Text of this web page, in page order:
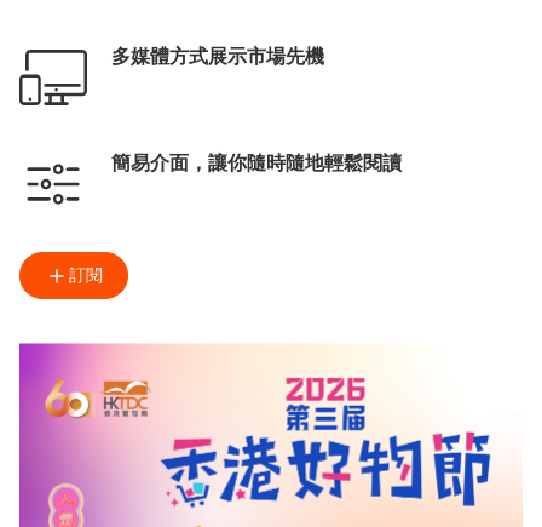
多媒體方式展示市場先機
簡易介面，讓你隨時隨地輕鬆閱讀
訂閱